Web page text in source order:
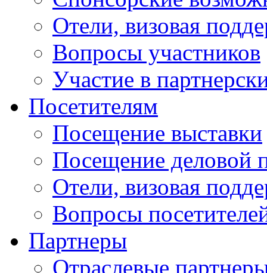
Отели, визовая
Вопросы участников
Участие в
Посетителям
Посещение выставки
Посещение деловой
Отели, визовая
Вопросы
Партнеры
Отраслевые